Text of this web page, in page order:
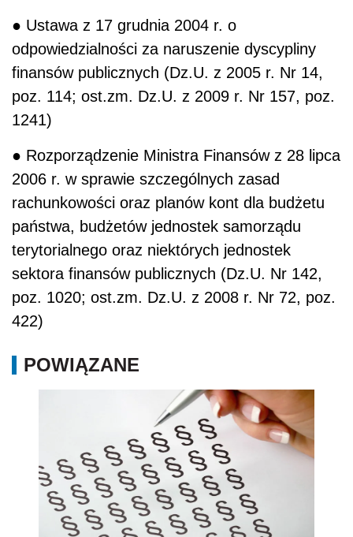
● Ustawa z 17 grudnia 2004 r. o
odpowiedzialności za naruszenie dyscypliny
finansów publicznych (Dz.U. z 2005 r. Nr 14,
poz. 114; ost.zm. Dz.U. z 2009 r. Nr 157, poz.
1241)
● Rozporządzenie Ministra Finansów z 28 lipca
2006 r. w sprawie szczególnych zasad
rachunkowości oraz planów kont dla budżetu
państwa, budżetów jednostek samorządu
terytorialnego oraz niektórych jednostek
sektora finansów publicznych (Dz.U. Nr 142,
poz. 1020; ost.zm. Dz.U. z 2008 r. Nr 72, poz.
422)
POWIĄZANE